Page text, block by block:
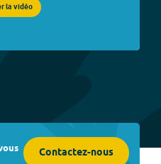
la vidéo
Contactez-nous